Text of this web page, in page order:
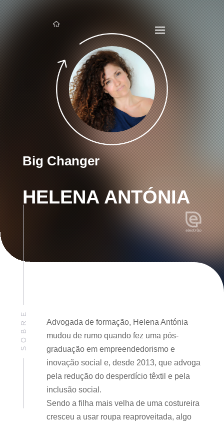
Big Changer
HELENA ANTÓNIA
SOBRE
Advogada de formação, Helena Antónia
mudou de rumo quando fez uma pós-
graduação em empreendedorismo e
inovação social e, desde 2013, que advoga
pela redução do desperdício têxtil e pela
inclusão social.
Sendo a filha mais velha de uma costureira
cresceu a usar roupa reaproveitada, algo